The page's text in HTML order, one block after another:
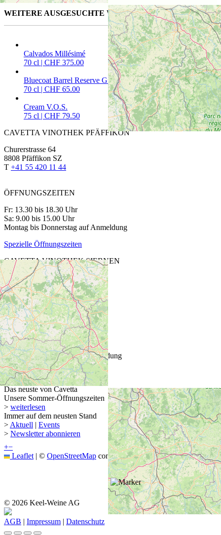
+−
Leaflet | © OpenStreetMap contributors
WEITERE AUSGESUCHTE WEINE FÜR SIE
Calvados Millésimé
70 cl | CHF 375.00
Bluecoat Barrel Reserve Gin
70 cl | CHF 65.00
Cream V.O.S.
75 cl | CHF 79.50
CAVETTA VINOTHEK PFÄFFIKON
Churerstrasse 64
8808 Pfäffikon SZ
T +41 55 420 11 44
ÖFFNUNGSZEITEN
Fr: 13.30 bis 18.30 Uhr
Sa: 9.00 bis 15.00 Uhr
Montag bis Donnerstag auf Anmeldung
Spezielle Öffnungszeiten
CAVETTA VINOTHEK SIEBNEN
Glarnerstrasse 27
8854 Siebnen
T+41 55 440 13 88
ÖFFNUNGSZEITEN
Mi–Fr: 13.30 bis 18.30 Uhr
Sa: 09.00 bis 15.00 Uhr
Montag und Dienstag auf Anmeldung
Spezielle Öffnungszeiten
Das neuste von Cavetta
Unsere Sommer-Öffnungszeiten
> weiterlesen
Immer auf dem neusten Stand
> Aktuell | Events
> Newsletter abonnieren
© 2026 Keel-Weine AG
AGB | Impressum | Datenschutz